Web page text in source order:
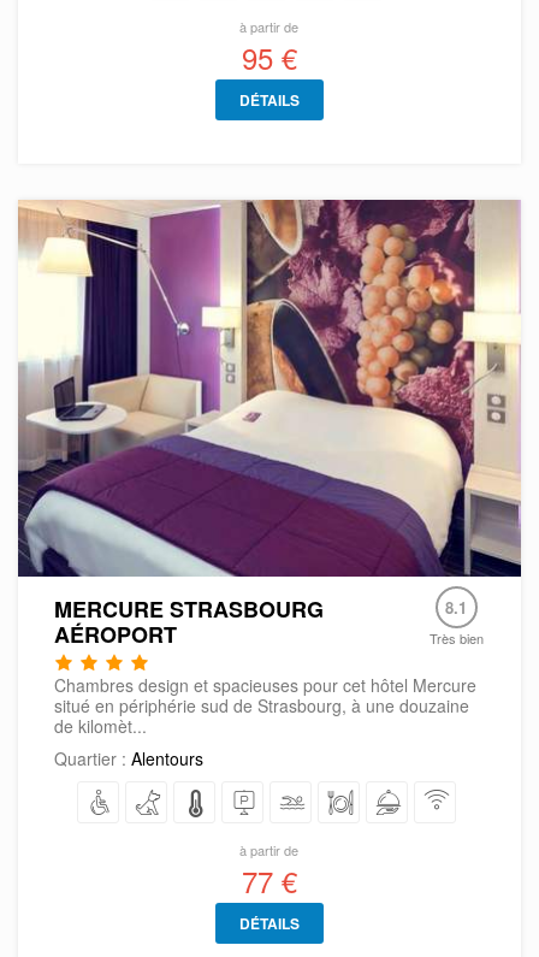
à partir de
95 €
DÉTAILS
MERCURE STRASBOURG
AÉROPORT
8.1
Très bien
Chambres design et spacieuses pour cet hôtel Mercure
situé en périphérie sud de Strasbourg, à une douzaine
de kilomèt...
Quartier : Alentours
à partir de
77 €
DÉTAILS